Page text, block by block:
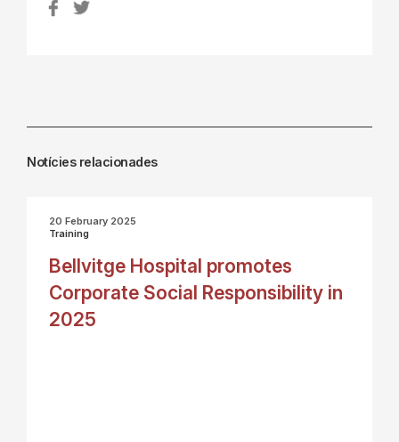
Notícies relacionades
20 February 2025
Training
Bellvitge Hospital promotes
Corporate Social Responsibility in
2025